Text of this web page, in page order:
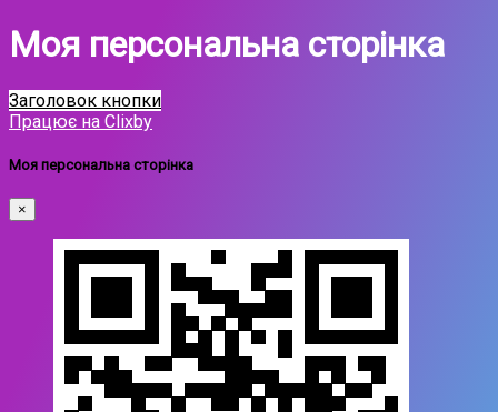
Моя персональна сторінка
Заголовок кнопки
Працює на Clixby
Моя персональна сторінка
×